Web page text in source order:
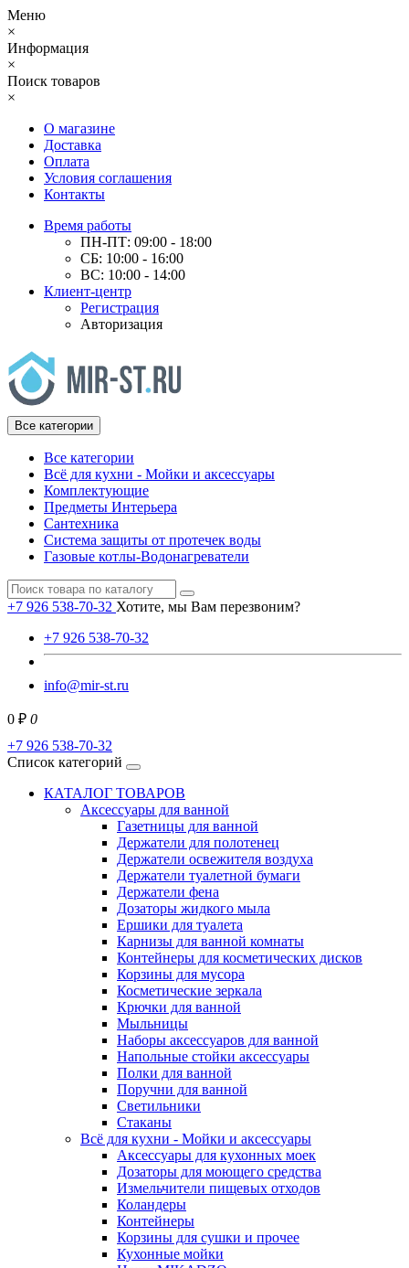
Меню
×
Информация
×
Поиск товаров
×
О магазине
Доставка
Оплата
Условия соглашения
Контакты
Время работы
ПН-ПТ: 09:00 - 18:00
СБ: 10:00 - 16:00
ВС: 10:00 - 14:00
Клиент-центр
Регистрация
Авторизация
Все категории
Все категории
Всё для кухни - Мойки и аксессуары
Комплектующие
Предметы Интерьера
Сантехника
Система защиты от протечек воды
Газовые котлы-Водонагреватели
+7 926 538-70-32 Хотите, мы Вам перезвоним?
+7 926 538-70-32
info@mir-st.ru
0 ₽ 0
+7 926 538-70-32
Список категорий
КАТАЛОГ ТОВАРОВ
Аксессуары для ванной
Газетницы для ванной
Держатели для полотенец
Держатели освежителя воздуха
Держатели туалетной бумаги
Держатели фена
Дозаторы жидкого мыла
Ершики для туалета
Карнизы для ванной комнаты
Контейнеры для косметических дисков
Корзины для мусора
Косметические зеркала
Крючки для ванной
Мыльницы
Наборы аксессуаров для ванной
Напольные стойки аксессуары
Полки для ванной
Поручни для ванной
Светильники
Стаканы
Всё для кухни - Мойки и аксессуары
Аксессуары для кухонных моек
Дозаторы для моющего средства
Измельчители пищевых отходов
Коландеры
Контейнеры
Корзины для сушки и прочее
Кухонные мойки